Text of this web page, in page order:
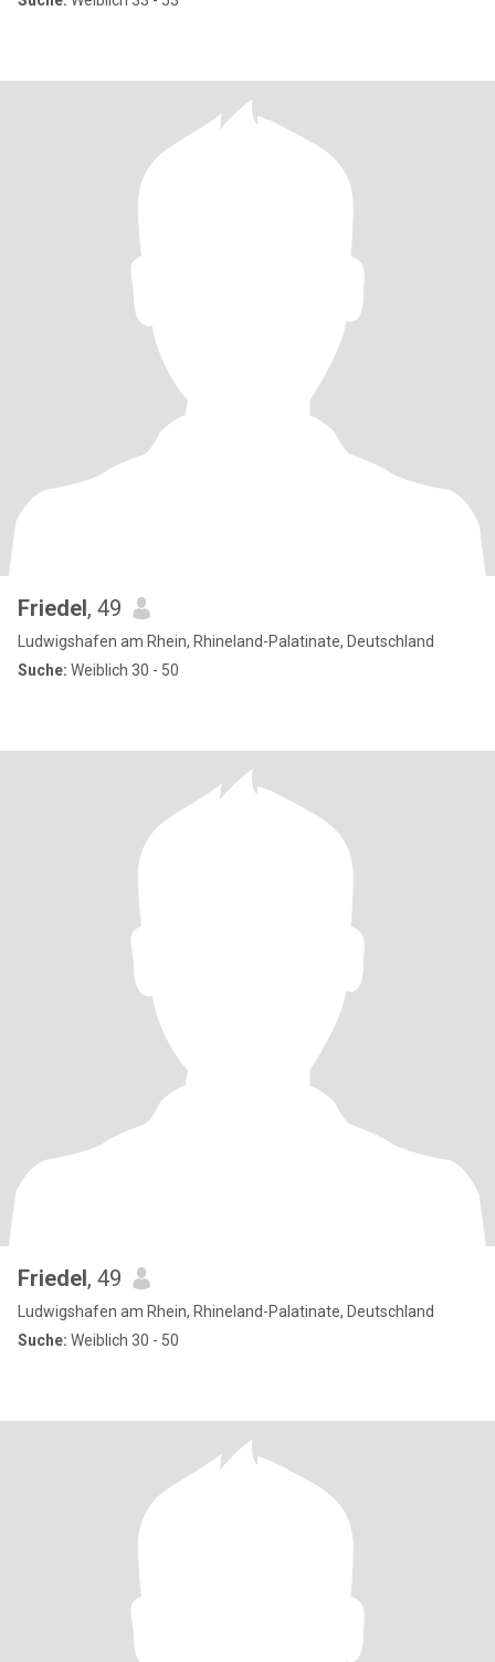
Friedel, 49
Ludwigshafen am Rhein, Rhineland-Palatinate, Deutschland
Suche: Weiblich 30 - 50
Friedel, 49
Ludwigshafen am Rhein, Rhineland-Palatinate, Deutschland
Suche: Weiblich 30 - 50